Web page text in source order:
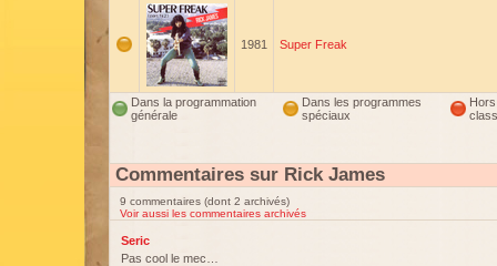
1981 Super Freak
Dans la programmation
générale
Dans les programmes
spéciaux
Hors
Commentaires sur Rick James
9 commentaires (dont 2 archivés)
Voir aussi les commentaires archivés
Seric
Pas cool le mec…